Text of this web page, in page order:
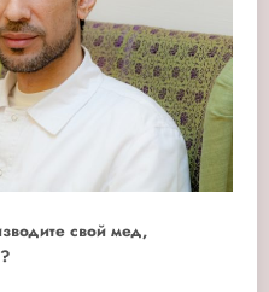
свой мед,